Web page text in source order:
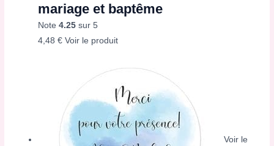
mariage et baptême
Note4.25 sur 5
4,48€ Voir le produit
Voir le